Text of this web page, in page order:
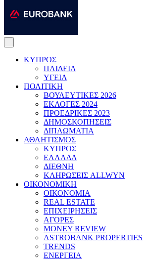
ΚΥΠΡΟΣ
ΠΑΙΔΕΙΑ
ΥΓΕΙΑ
ΠΟΛΙΤΙΚΗ
ΒΟΥΛΕΥΤΙΚΕΣ 2026
ΕΚΛΟΓΕΣ 2024
ΠΡΟΕΔΡΙΚΕΣ 2023
ΔΗΜΟΣΚΟΠΗΣΕΙΣ
ΔΙΠΛΩΜΑΤΙΑ
ΑΘΛΗΤΙΣΜΟΣ
ΚΥΠΡΟΣ
ΕΛΛΑΔΑ
ΔΙΕΘΝΗ
ΚΛΗΡΩΣΕΙΣ ALLWYN
ΟΙΚΟΝΟΜΙΚΗ
ΟΙΚΟΝΟΜΙΑ
REAL ESTATE
ΕΠΙΧΕΙΡΗΣΕΙΣ
ΑΓΟΡΕΣ
MONEY REVIEW
ASTROBANK PROPERTIES
TRENDS
ΕΝΕΡΓΕΙΑ